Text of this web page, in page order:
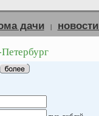
дачи | новости